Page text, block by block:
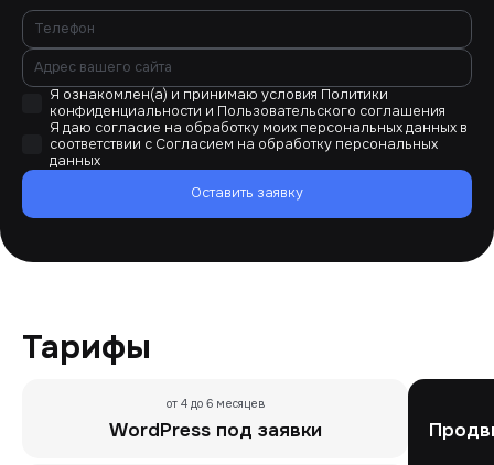
Я ознакомлен(а) и принимаю условия Политики
конфиденциальности и Пользовательского соглашения
Я даю согласие на обработку моих персональных данных в
соответствии с Согласием на обработку персональных
данных
Оставить заявку
Тарифы
от 4 до 6 месяцев
WordPress под заявки